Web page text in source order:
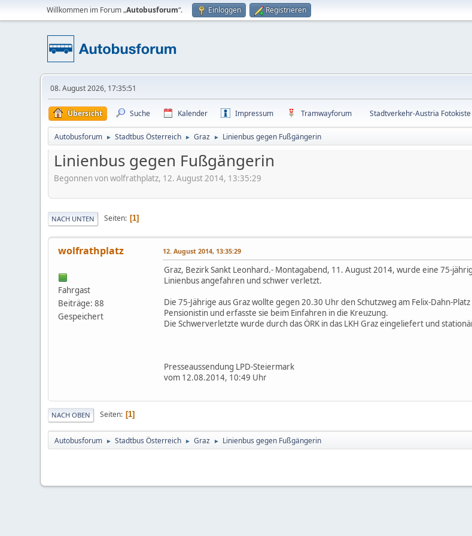
Willkommen im Forum „Autobusforum“. Einloggen Registrieren
08. August 2026, 17:35:51
Übersicht Suche Kalender Impressum Tramwayforum Stadtverkehr-Austria Fotokiste
Autobusforum ► Stadtbus Österreich ► Graz ► Linienbus gegen Fußgängerin
Linienbus gegen Fußgängerin
Begonnen von wolfrathplatz, 12. August 2014, 13:35:29
NACH UNTEN Seiten 1
wolfrathplatz
Fahrgast
Beiträge: 88
Gespeichert
12. August 2014, 13:35:29
Graz, Bezirk Sankt Leonhard.- Montagabend, 11. August 2014, wurde eine 75-
Linienbus angefahren und schwer verletzt.
Die 75-Jährige aus Graz wollte gegen 20.30 Uhr den Schutzweg am Felix-Dahn-
Pensionistin und erfasste sie beim Einfahren in die Kreuzung.
Die Schwerverletzte wurde durch das ÖRK in das LKH Graz eingeliefert und
Presseaussendung LPD-Steiermark
vom 12.08.2014, 10:49 Uhr
NACH OBEN Seiten 1
Autobusforum ► Stadtbus Österreich ► Graz ► Linienbus gegen Fußgängerin